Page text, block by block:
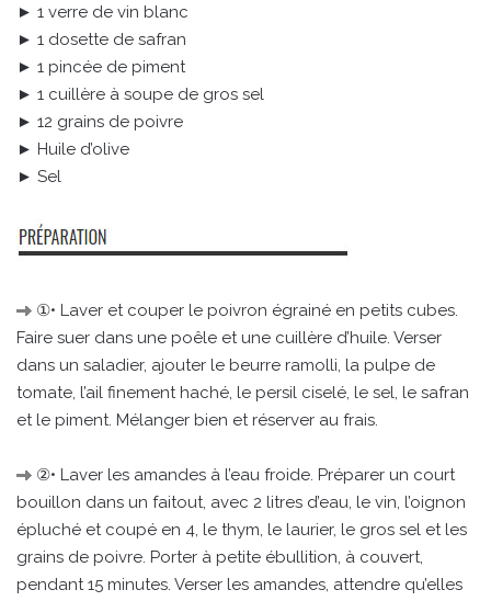
► 1 verre de vin blanc
► 1 dosette de safran
► 1 pincée de piment
► 1 cuillère à soupe de gros sel
► 12 grains de poivre
► Huile d’olive
► Sel
①• Laver et couper le poivron égrainé en petits cubes.
Faire suer dans une poêle et une cuillère d’huile. Verser
dans un saladier, ajouter le beurre ramolli, la pulpe de
tomate, l’ail finement haché, le persil ciselé, le sel, le safran
et le piment. Mélanger bien et réserver au frais.
②• Laver les amandes à l’eau froide. Préparer un court
bouillon dans un faitout, avec 2 litres d’eau, le vin, l’oignon
épluché et coupé en 4, le thym, le laurier, le gros sel et les
grains de poivre. Porter à petite ébullition, à couvert,
pendant 15 minutes. Verser les amandes, attendre qu’elles